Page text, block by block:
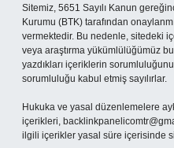
Sitemiz, 5651 Sayılı Kanun
Kurumu (BTK) tarafından
vermektedir. Bu nedenle, sitedeki
veya araştırma yükümlülüğümüz
yazdıkları içeriklerin
sorumluluğu kabul etmiş sayılırlar.
Hukuka ve yasal düzenlemelere
içerikleri,
ilgili içerikler yasal süre içerisinde